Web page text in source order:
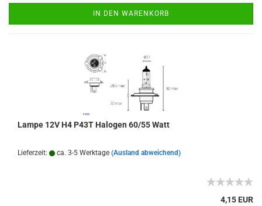
IN DEN WARENKORB
Lampe 12V H4 P43T Halogen 60/55 Watt
Lieferzeit: ca. 3-5 Werktage (Ausland abweichend)
4,15 EUR